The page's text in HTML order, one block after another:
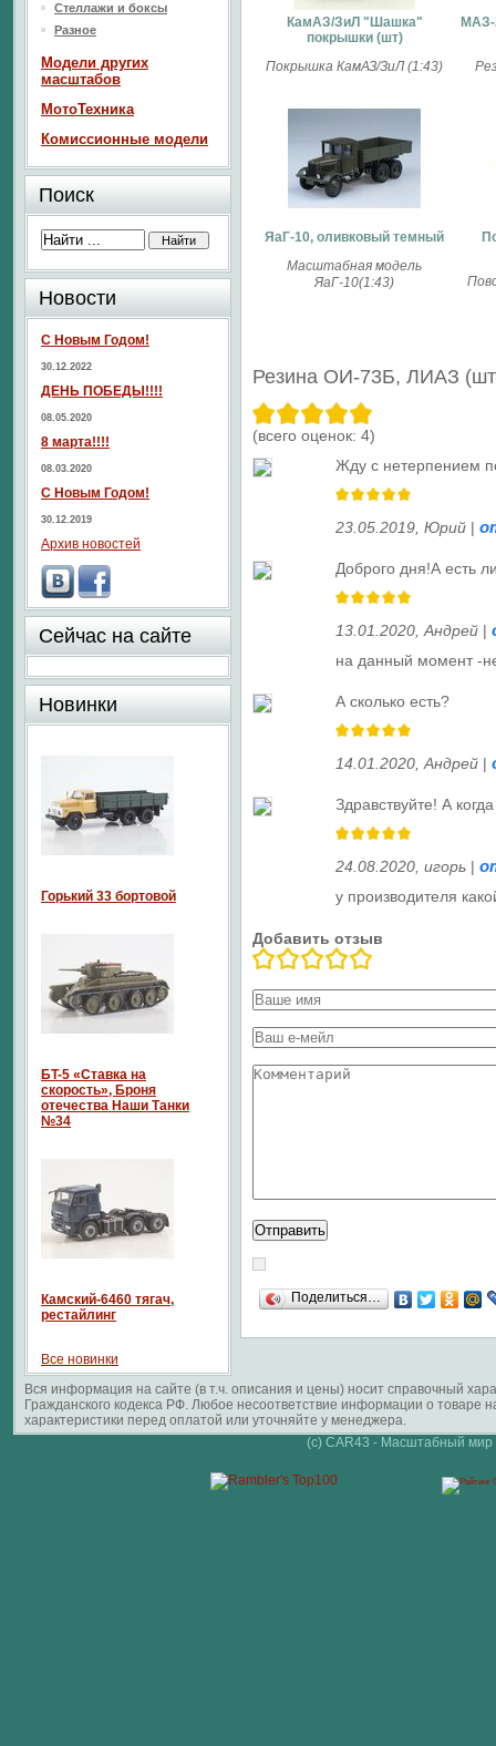
КамАЗ/ЗиЛ "Шашка"
покрышки (шт)
Покрышка КамАЗ/ЗиЛ (1:43)
МАЗ-
ЯаГ-10, оливковый темный
Масштабная модель
ЯаГ-10(1:43)
Резина ОИ-73Б, ЛИАЗ
(всего оценок: 4)
Жду с нетерпением
23.05.2019 Юрий |
Доброго дня!А есть
13.01.2020 Андрей |
на данный момент -
А сколько есть?
14.01.2020 Андрей |
Здравствуйте! А
24.08.2020 игорь |
у производителя
Добавить отзыв
Поделиться…
Стеллажи и боксы
Разное
Модели других
масштабов
МотоТехника
Комиссионные модели
Поиск
Новости
С Новым Годом!
30.12.2022
ДЕНЬ ПОБЕДЫ!!!!
08.05.2020
8 марта!!!!
08.03.2020
С Новым Годом!
30.12.2019
Архив новостей
Сейчас на сайте
Новинки
Горький 33 бортовой
БT-5 «Ставка на
скорость», Броня
отечества Наши Танки
№34
Камский-6460 тягач,
рестайлинг
Все новинки
Вся информация на сайте (в т.ч. описания и цены) носит справочный
Гражданского кодекса РФ. Любое несоответствие информации о
характеристики перед оплатой или уточняйте у менеджера.
(c) CAR43 - Масштабный мир